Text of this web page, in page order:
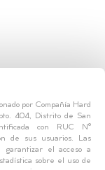
por Compañía Hard
404, Distrito de San
con RUC N°
de sus usuarios. Las
garantizar el acceso a
sobre el uso de